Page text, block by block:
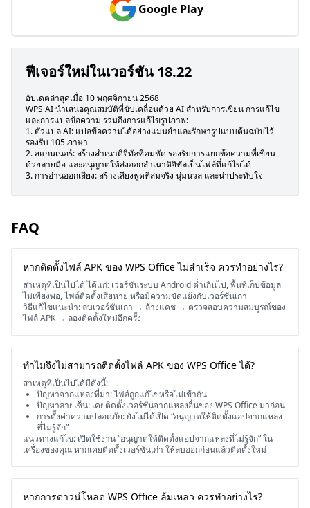
Google Play
ฟีเจอร์ใหม่ในเวอร์ชัน 18.22
อัปเดตล่าสุดเมื่อ 10 พฤศจิกายน 2568
WPS AI นำเสนอคุณสมบัติที่ขับเคลื่อนด้วย AI สำหรับการเขียน การแก้ไข
และการแปลข้อความ รวมถึงการแก้ไขรูปภาพ:
1. ตัวแปล AI: แปลข้อความได้อย่างแม่นยำและรักษารูปแบบต้นฉบับไว้
รองรับ 105 ภาษา
2. สแกนเนอร์: สร้างสำเนาดิจิทัลที่คมชัด รองรับการแยกข้อความที่เขียน
ด้วยลายมือ และอนุญาตให้ส่งออกสำเนาดิจิทัลเป็นไฟล์ที่แก้ไขได้
3. การอ่านออกเสียง: สร้างเสียงพูดที่สมจริง นุ่มนวล และน่าประทับใจ
FAQ
หากติดตั้งไฟล์ APK ของ WPS Office ไม่สำเร็จ ควรทำอย่างไร?
สาเหตุที่เป็นไปได้ ได้แก่: เวอร์ชันระบบ Android ต่ำเกินไป, พื้นที่เก็บข้อมูล
ไม่เพียงพอ, ไฟล์ติดตั้งเสียหาย หรือมีความขัดแย้งกับเวอร์ชันเก่า
วิธีแก้ไขแนะนำ: ลบเวอร์ชันเก่า → ล้างแคช → ตรวจสอบความสมบูรณ์ของ
ไฟล์ APK → ลองติดตั้งใหม่อีกครั้ง
ทำไมจึงไม่สามารถติดตั้งไฟล์ APK ของ WPS Office ได้?
สาเหตุที่เป็นไปได้มีดังนี้:
ปัญหาจากแหล่งที่มา: ไฟล์ถูกแก้ไขหรือไม่เข้ากัน
ปัญหาลายเซ็น: เคยติดตั้งเวอร์ชันจากแหล่งอื่นของ WPS Office มาก่อน
การตั้งค่าความปลอดภัย: ยังไม่ได้เปิด “อนุญาตให้ติดตั้งแอปจากแหล่ง
ที่ไม่รู้จัก”
แนวทางแก้ไข: เปิดใช้งาน “อนุญาตให้ติดตั้งแอปจากแหล่งที่ไม่รู้จัก” ใน
เครื่องของคุณ หากเคยติดตั้งเวอร์ชันเก่า ให้ลบออกก่อนแล้วติดตั้งใหม่
หากการดาวน์โหลด WPS Office ล้มเหลว ควรทำอย่างไร?